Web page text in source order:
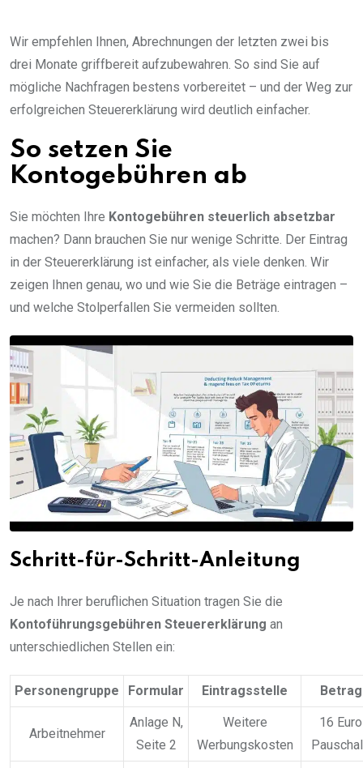
Wir empfehlen Ihnen, Abrechnungen der letzten zwei bis
drei Monate griffbereit aufzubewahren. So sind Sie auf
mögliche Nachfragen bestens vorbereitet – und der Weg zur
erfolgreichen Steuererklärung wird deutlich einfacher.
So setzen Sie
Kontogebühren ab
Sie möchten Ihre Kontogebühren steuerlich absetzbar
machen? Dann brauchen Sie nur wenige Schritte. Der Eintrag
in der Steuererklärung ist einfacher, als viele denken. Wir
zeigen Ihnen genau, wo und wie Sie die Beträge eintragen –
und welche Stolperfallen Sie vermeiden sollten.
Schritt-für-Schritt-Anleitung
Je nach Ihrer beruflichen Situation tragen Sie die
Kontoführungsgebühren Steuererklärung an
unterschiedlichen Stellen ein:
Personengruppe Formular Eintragsstelle Betrag
Arbeitnehmer
Anlage N,
Seite 2
Weitere
Werbungskosten
16 Euro